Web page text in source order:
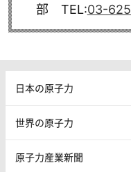
部 TEL:03-
日本の原子力
世界の原子力
原子力産業新聞